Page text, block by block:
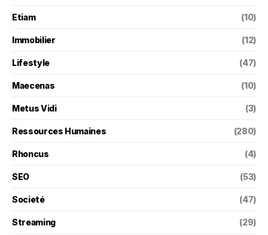
Etiam (10)
Immobilier (12)
Lifestyle (47)
Maecenas (10)
Metus Vidi (3)
Ressources Humaines (280)
Rhoncus (4)
SEO (53)
Societé (47)
Streaming (29)